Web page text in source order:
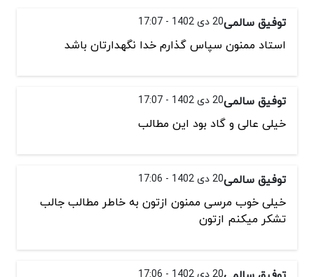
توفیق سالمی20 دی 1402 - 17:07
استاد ممنون سپاس گذارم خدا نگهدارتان باشد
توفیق سالمی20 دی 1402 - 17:07
خیلی عالی و گاد بود این مطالب
توفیق سالمی20 دی 1402 - 17:06
خیلی خوب مرسی ممنون ازتون به خاطر مطالب جالب
تشکر میکنم ازتون